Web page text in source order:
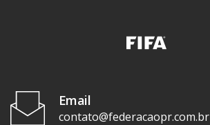
Email
contato@federacaopr.com.br